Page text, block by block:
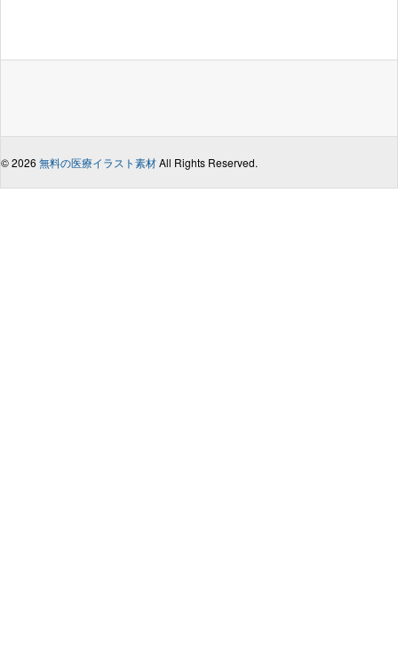
© 2026 無料の医療イラスト素材All Rights Reserved.